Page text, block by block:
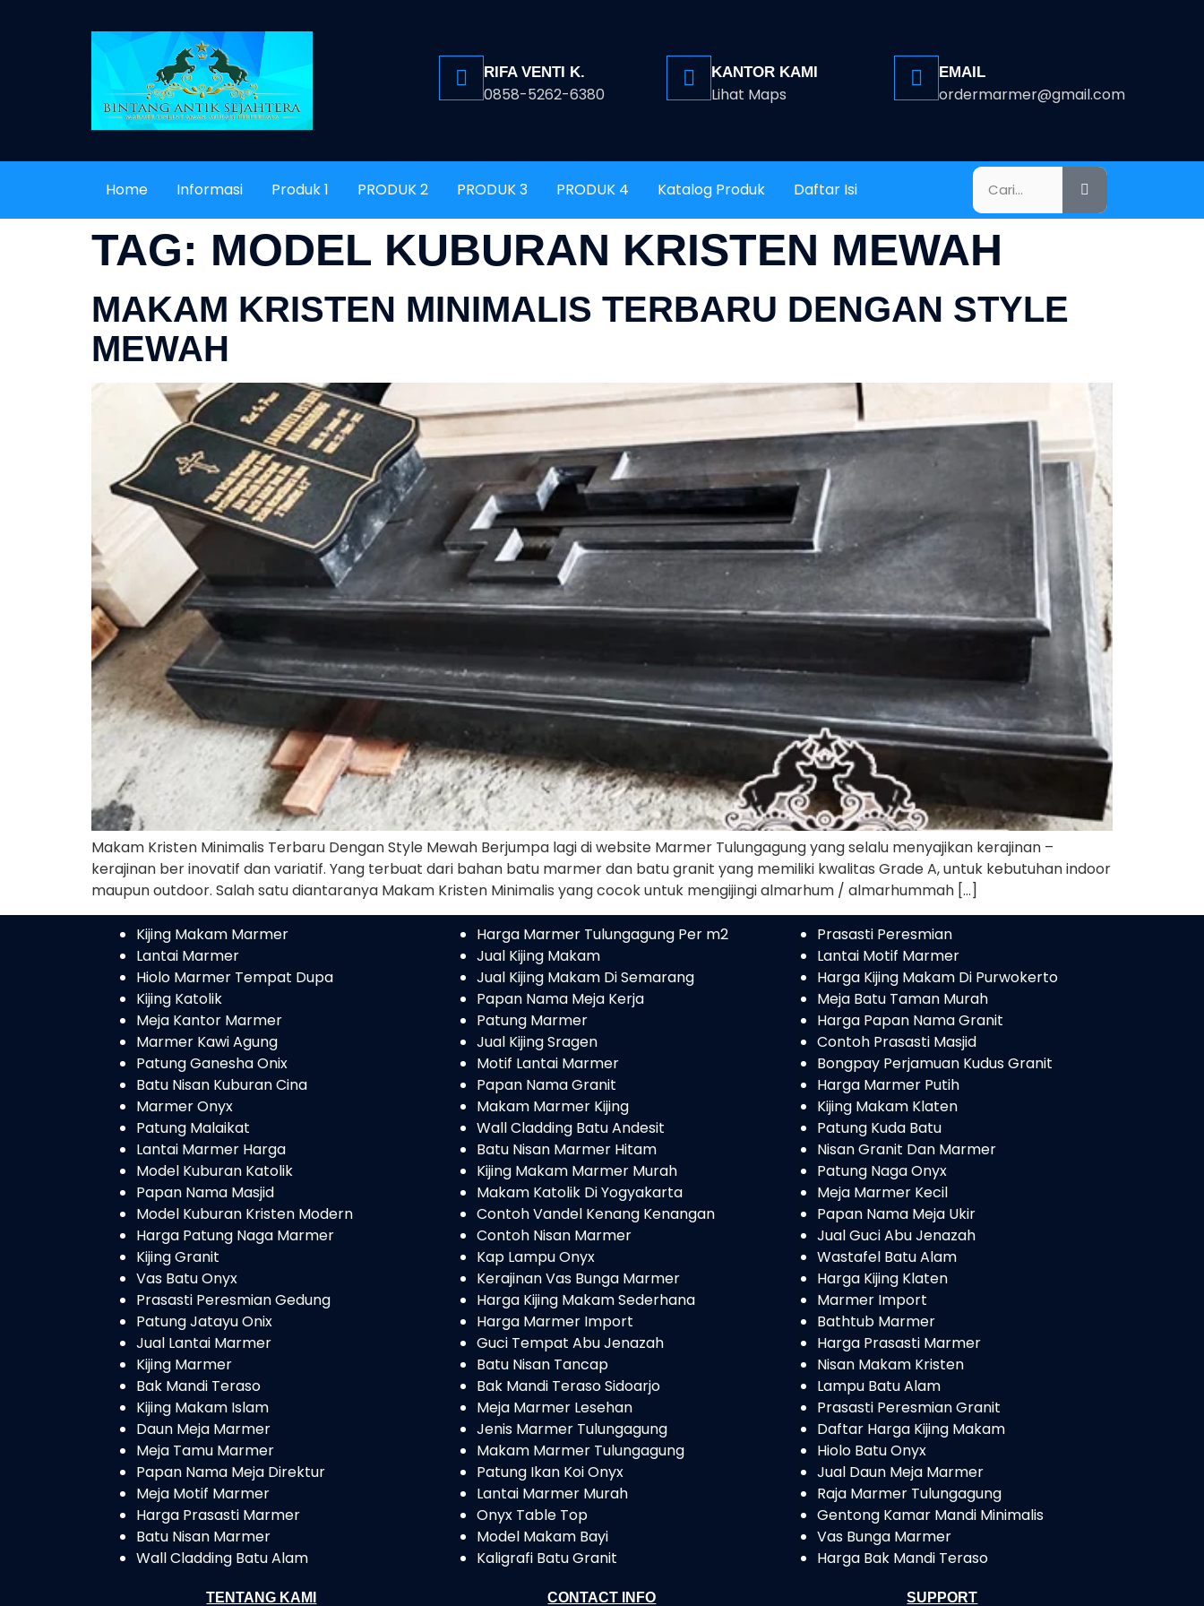
RIFA VENTI K.
0858-5262-6380
KANTOR KAMI
Lihat Maps
EMAIL
ordermarmer@gmail.com
Home Informasi Produk 1 PRODUK 2 PRODUK 3 PRODUK 4 Katalog Produk Daftar Isi
TAG: MODEL KUBURAN KRISTEN MEWAH
MAKAM KRISTEN MINIMALIS TERBARU DENGAN STYLE
MEWAH
Makam Kristen Minimalis Terbaru Dengan Style Mewah Berjumpa lagi di website Marmer Tulungagung yang selalu menyajikan kerajinan –
kerajinan ber inovatif dan variatif. Yang terbuat dari bahan batu marmer dan batu granit yang memiliki kwalitas Grade A, untuk kebutuhan indoor
maupun outdoor. Salah satu diantaranya Makam Kristen Minimalis yang cocok untuk mengijingi almarhum / almarhummah […]
Kijing Makam Marmer
Lantai Marmer
Hiolo Marmer Tempat Dupa
Kijing Katolik
Meja Kantor Marmer
Marmer Kawi Agung
Patung Ganesha Onix
Batu Nisan Kuburan Cina
Marmer Onyx
Patung Malaikat
Lantai Marmer Harga
Model Kuburan Katolik
Papan Nama Masjid
Model Kuburan Kristen Modern
Harga Patung Naga Marmer
Kijing Granit
Vas Batu Onyx
Prasasti Peresmian Gedung
Patung Jatayu Onix
Jual Lantai Marmer
Kijing Marmer
Bak Mandi Teraso
Kijing Makam Islam
Daun Meja Marmer
Meja Tamu Marmer
Papan Nama Meja Direktur
Meja Motif Marmer
Harga Prasasti Marmer
Batu Nisan Marmer
Wall Cladding Batu Alam
TENTANG KAMI
Harga Marmer Tulungagung Per m2
Jual Kijing Makam
Jual Kijing Makam Di Semarang
Papan Nama Meja Kerja
Patung Marmer
Jual Kijing Sragen
Motif Lantai Marmer
Papan Nama Granit
Makam Marmer Kijing
Wall Cladding Batu Andesit
Batu Nisan Marmer Hitam
Kijing Makam Marmer Murah
Makam Katolik Di Yogyakarta
Contoh Vandel Kenang Kenangan
Contoh Nisan Marmer
Kap Lampu Onyx
Kerajinan Vas Bunga Marmer
Harga Kijing Makam Sederhana
Harga Marmer Import
Guci Tempat Abu Jenazah
Batu Nisan Tancap
Bak Mandi Teraso Sidoarjo
Meja Marmer Lesehan
Jenis Marmer Tulungagung
Makam Marmer Tulungagung
Patung Ikan Koi Onyx
Lantai Marmer Murah
Onyx Table Top
Model Makam Bayi
Kaligrafi Batu Granit
CONTACT INFO
Prasasti Peresmian
Lantai Motif Marmer
Harga Kijing Makam Di Purwokerto
Meja Batu Taman Murah
Harga Papan Nama Granit
Contoh Prasasti Masjid
Bongpay Perjamuan Kudus Granit
Harga Marmer Putih
Kijing Makam Klaten
Patung Kuda Batu
Nisan Granit Dan Marmer
Patung Naga Onyx
Meja Marmer Kecil
Papan Nama Meja Ukir
Jual Guci Abu Jenazah
Wastafel Batu Alam
Harga Kijing Klaten
Marmer Import
Bathtub Marmer
Harga Prasasti Marmer
Nisan Makam Kristen
Lampu Batu Alam
Prasasti Peresmian Granit
Daftar Harga Kijing Makam
Hiolo Batu Onyx
Jual Daun Meja Marmer
Raja Marmer Tulungagung
Gentong Kamar Mandi Minimalis
Vas Bunga Marmer
Harga Bak Mandi Teraso
SUPPORT